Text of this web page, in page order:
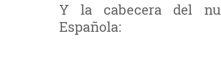
Y la cabecera del
Española: